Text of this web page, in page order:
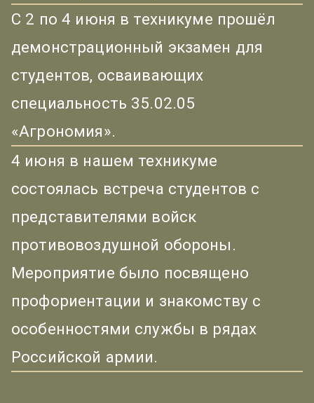
С 2 по 4 июня в техникуме прошёл
демонстрационный экзамен для
студентов, осваивающих
специальность 35.02.05
«Агрономия».
4 июня в нашем техникуме
состоялась встреча студентов с
представителями войск
противовоздушной обороны.
Мероприятие было посвящено
профориентации и знакомству с
особенностями службы в рядах
Российской армии.